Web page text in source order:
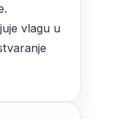
vlagu u